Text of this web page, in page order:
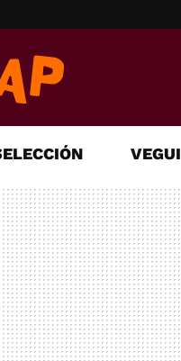
VEGUI